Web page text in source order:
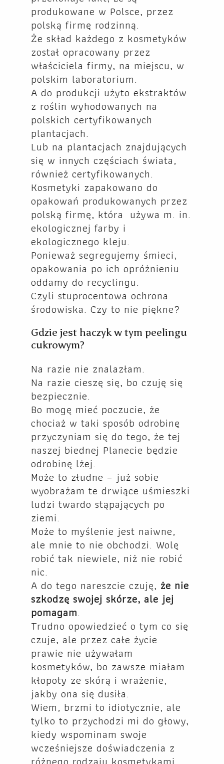
produkowane w Polsce, przez
polską firmę rodzinną.
Że skład każdego z kosmetyków
został opracowany przez
właściciela firmy, na miejscu, w
polskim laboratorium.
A do produkcji użyto ekstraktów
z roślin wyhodowanych na
polskich certyfikowanych
plantacjach.
Lub na plantacjach znajdujących
się w innych częściach świata,
również certyfikowanych.
Kosmetyki zapakowano do
opakowań produkowanych przez
polską firmę, która używa m. in.
ekologicznej farby i
ekologicznego kleju.
Ponieważ segregujemy śmieci,
opakowania po ich opróżnieniu
oddamy do recyclingu.
Czyli stuprocentowa ochrona
środowiska. Czy to nie piękne?
Gdzie jest haczyk w tym peelingu
cukrowym?
Na razie nie znalazłam.
Na razie cieszę się, bo czuję się
bezpiecznie.
Bo mogę mieć poczucie, że
chociaż w taki sposób odrobinę
przyczyniam się do tego, że tej
naszej biednej Planecie będzie
odrobinę lżej.
Może to złudne – już sobie
wyobrażam te drwiące uśmieszki
ludzi twardo stąpających po
ziemi.
Może to myślenie jest naiwne,
ale mnie to nie obchodzi. Wolę
robić tak niewiele, niż nie robić
nic.
A do tego nareszcie czuję, że nie
szkodzę swojej skórze, ale jej
pomagam.
Trudno opowiedzieć o tym co się
czuje, ale przez całe życie
prawie nie używałam
kosmetyków, bo zawsze miałam
kłopoty ze skórą i wrażenie,
jakby ona się dusiła.
Wiem, brzmi to idiotycznie, ale
tylko to przychodzi mi do głowy,
kiedy wspominam swoje
wcześniejsze doświadczenia z